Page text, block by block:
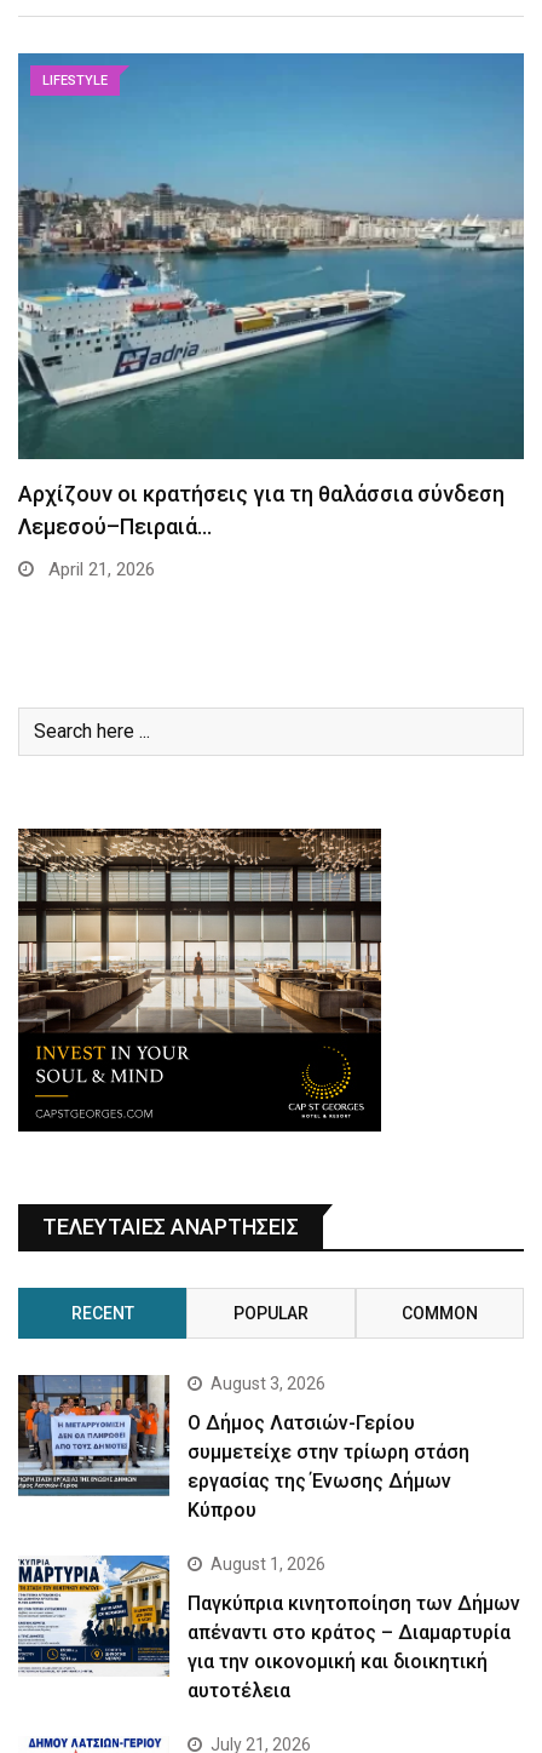
LIFESTYLE
Αρχίζουν οι κρατήσεις για τη θαλάσσια σύνδεση
Λεμεσού–Πειραιά…
April 21, 2026
ΤΕΛΕΥΤΑΙΕΣ ΑΝΑΡΤΗΣΕΙΣ
RECENT POPULAR COMMON
August 3, 2026
Ο Δήμος Λατσιών-Γερίου
συμμετείχε στην τρίωρη στάση
εργασίας της Ένωσης Δήμων
Κύπρου
August 1, 2026
Παγκύπρια κινητοποίηση των Δήμων
απέναντι στο κράτος – Διαμαρτυρία
για την οικονομική και διοικητική
αυτοτέλεια
July 21, 2026